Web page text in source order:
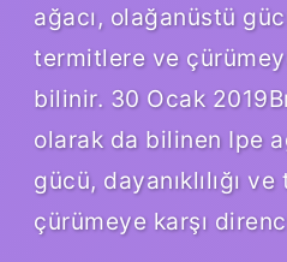
ağacı, olağanüstü
termitlere ve
bilinir. 30 Ocak
olarak da bilinen Ipe
gücü, dayanıklılığı
çürümeye karşı